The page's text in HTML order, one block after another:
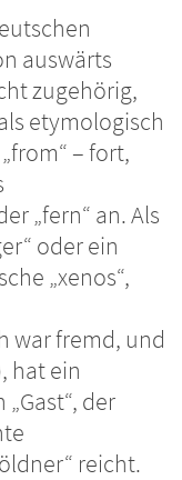
auswärts
zugehörig,
etymologisch
– fort,
„fern“ an. Als
oder ein
„xenos“,
war fremd, und
hat ein
der
reicht.